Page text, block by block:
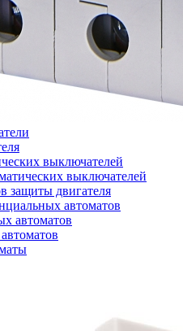
выключателей
выключателей
защиты двигателя
автоматов
автоматов